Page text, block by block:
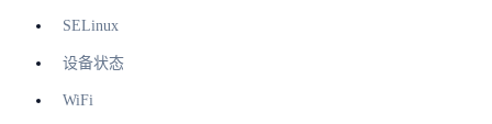
SELinux
设备状态
WiFi